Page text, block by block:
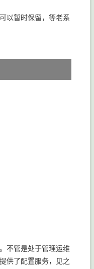
以暂时保留，等老系
不管是处于管理运维
供了配置服务，见之